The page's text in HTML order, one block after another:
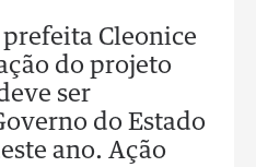
Cleonice
do projeto
ser
do Estado
ano. Ação